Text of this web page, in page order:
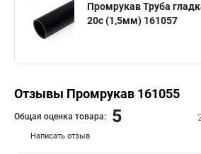
Промрукав Труба
20с (1,5мм) 161057
Отзывы Промрукав 161055
Написать отзыв
Общая оценка товара: 5